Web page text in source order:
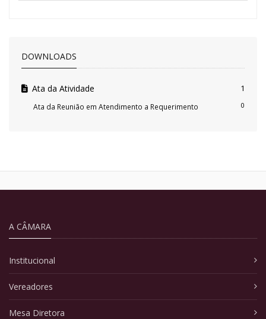
DOWNLOADS
Ata da Atividade 1
Ata da Reunião em Atendimento a Requerimento 0
A CÂMARA
Institucional
Vereadores
Mesa Diretora